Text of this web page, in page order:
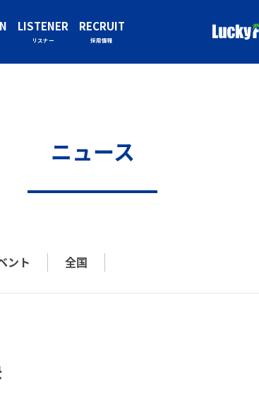
LISTENER
リスナー
RECRUIT
採用情報
ニュース
ント 全国